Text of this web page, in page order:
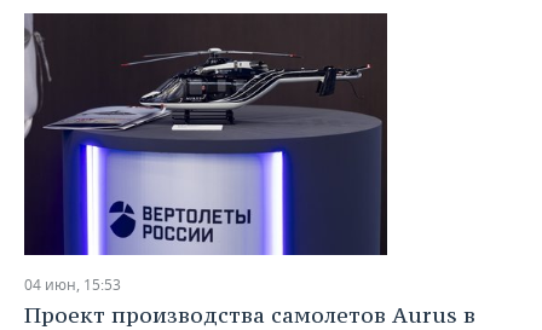
04 июн, 15:53
Проект производства самолетов Aurus в